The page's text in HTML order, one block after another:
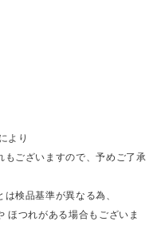
より
ございますので、予めご了承
検品基準が異なる為、
つれがある場合もございま